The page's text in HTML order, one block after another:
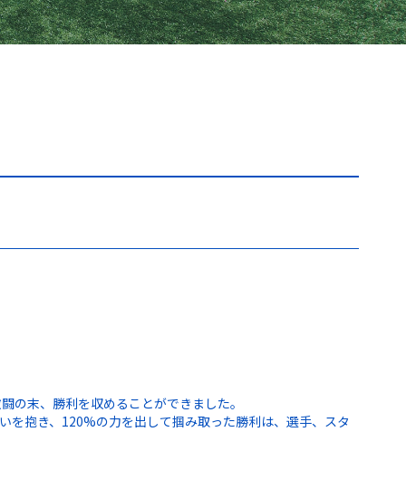
の末、勝利を収めることができました。
を抱き、120%の力を出して掴み取った勝利は、選手、スタ